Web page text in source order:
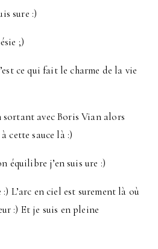
sure :)
;)
ce qui fait le charme de la vie
sortant avec Boris Vian alors
cette sauce là :)
équilibre j’en suis ure :)
L’arc en ciel est surement là où
:) Et je suis en pleine